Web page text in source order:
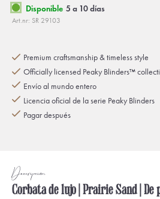
Disponible 5 a 10 días
Art.nr: SR 29103
Premium craftsmanship & timeless style
Officially licensed Peaky Blinders™
Envío al mundo entero
Licencia oficial de la serie Peaky Blinders
Pagar después
Descripción
Corbata de lujo | Prairie Sand |